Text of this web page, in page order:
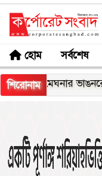
হোম সর্বশেষ
শিরোনাম
মেঘনার ভাঙনরোধে